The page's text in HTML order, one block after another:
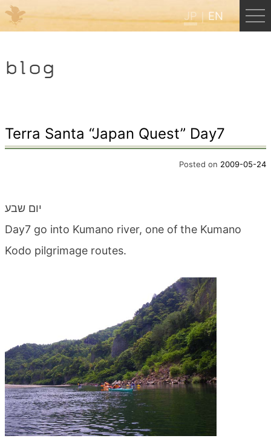
JP EN
HOME
くまのバックパッカーズ
くまのエクスペリエンス
blog
Terra Santa “Japan Quest” Day7
Posted on 2009-05-24
יום שבע
Day7 go into Kumano river, one of the Kumano
Kodo pilgrimage routes.